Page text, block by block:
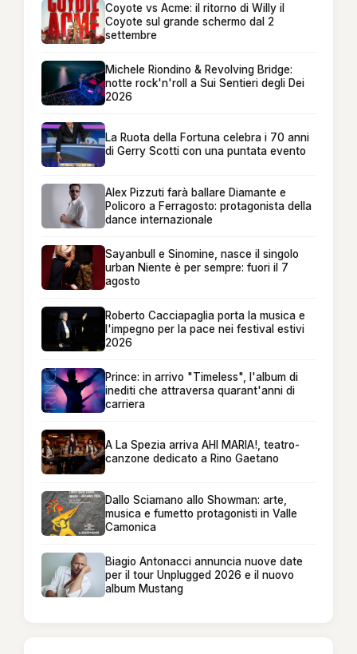
Coyote vs Acme: il ritorno di Willy il
Coyote sul grande schermo dal 2
settembre
Michele Riondino & Revolving Bridge:
notte rock'n'roll a Sui Sentieri degli Dei
2026
La Ruota della Fortuna celebra i 70 anni
di Gerry Scotti con una puntata evento
Alex Pizzuti farà ballare Diamante e
Policoro a Ferragosto: protagonista della
dance internazionale
Sayanbull e Sinomine, nasce il singolo
urban Niente è per sempre: fuori il 7
agosto
Roberto Cacciapaglia porta la musica e
l'impegno per la pace nei festival estivi
2026
Prince: in arrivo "Timeless", l'album di
inediti che attraversa quarant'anni di
carriera
A La Spezia arriva AHI MARIA!, teatro-
canzone dedicato a Rino Gaetano
Dallo Sciamano allo Showman: arte,
musica e fumetto protagonisti in Valle
Camonica
Biagio Antonacci annuncia nuove date
per il tour Unplugged 2026 e il nuovo
album Mustang